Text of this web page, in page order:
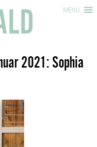
MENÜ
2021: Sophia